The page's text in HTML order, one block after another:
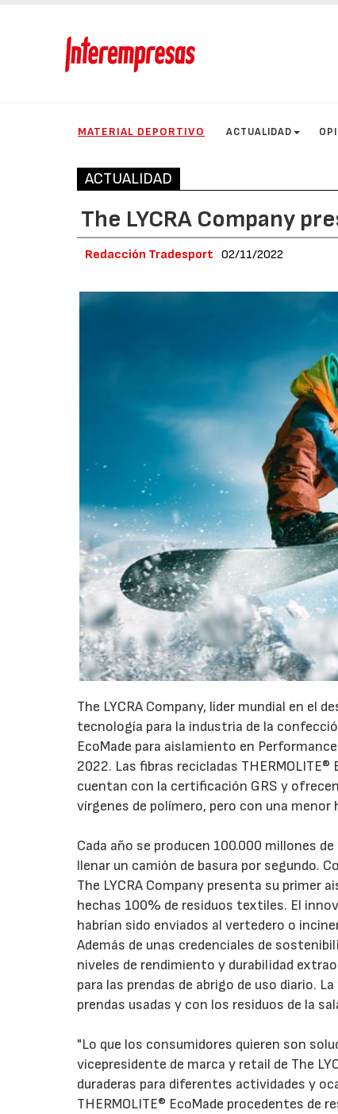
MATERIAL DEPORTIVO ACTUALIDAD
ACTUALIDAD
The LYCRA Company
Redacción Tradesport 02/11/2022
The LYCRA Company, líder mundial en el
tecnología para la industria de la
EcoMade para aislamiento en
2022. Las fibras recicladas
cuentan con la certificación GRS y
vírgenes de polímero, pero con una menor
Cada año se producen 100.000 millones
llenar un camión de basura por segundo.
The LYCRA Company presenta su primer
hechas 100% de residuos textiles. El
habrían sido enviados al vertedero o
Además de unas credenciales de
niveles de rendimiento y durabilidad
para las prendas de abrigo de uso diario.
prendas usadas y con los residuos de la
"Lo que los consumidores quieren son
vicepresidente de marca y retail de The
duraderas para diferentes actividades y
THERMOLITE® EcoMade procedentes